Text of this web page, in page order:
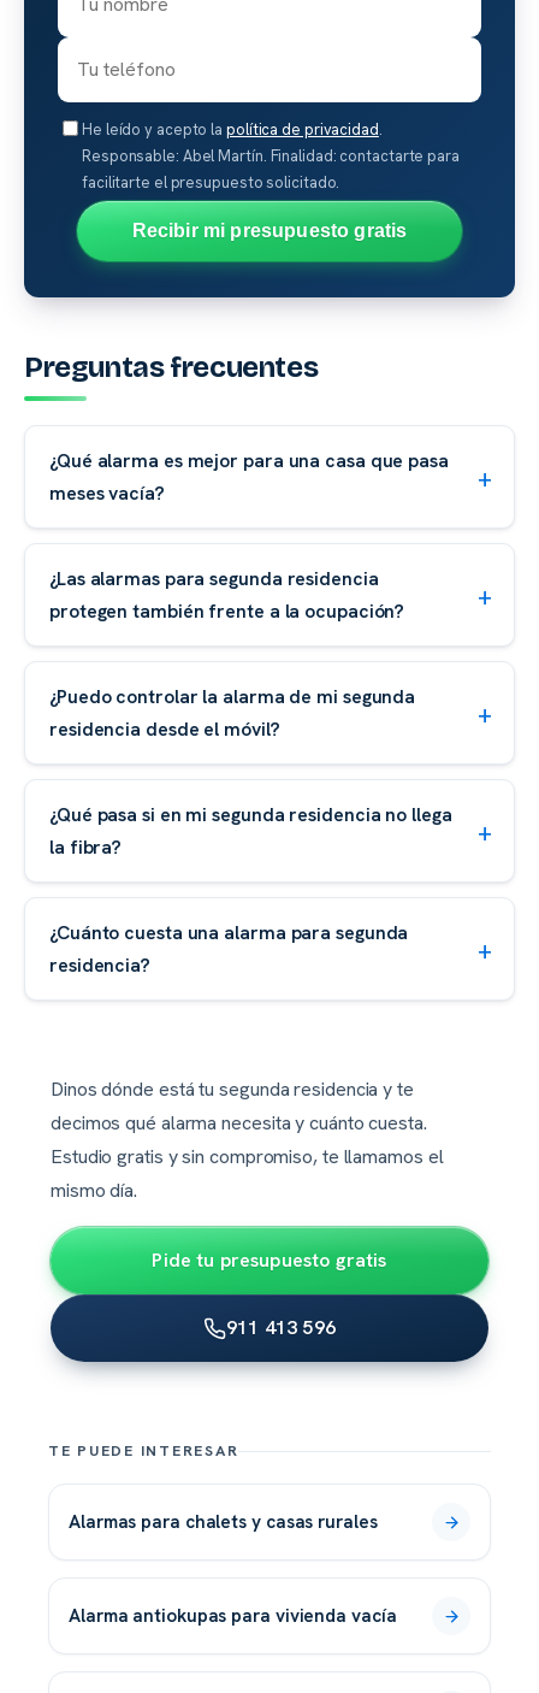
He leído y acepto la política de privacidad.
Responsable: Abel Martín. Finalidad: contactarte para
facilitarte el presupuesto solicitado.
Recibir mi presupuesto gratis
Preguntas frecuentes
¿Qué alarma es mejor para una casa que pasa
meses vacía?
¿Las alarmas para segunda residencia
protegen también frente a la ocupación?
¿Puedo controlar la alarma de mi segunda
residencia desde el móvil?
¿Qué pasa si en mi segunda residencia no llega
la fibra?
¿Cuánto cuesta una alarma para segunda
residencia?
Dinos dónde está tu segunda residencia y te
decimos qué alarma necesita y cuánto cuesta.
Estudio gratis y sin compromiso, te llamamos el
mismo día.
Pide tu presupuesto gratis
911 413 596
TE PUEDE INTERESAR
alarmas para chalets y casas rurales
alarma antiokupas para vivienda vacía